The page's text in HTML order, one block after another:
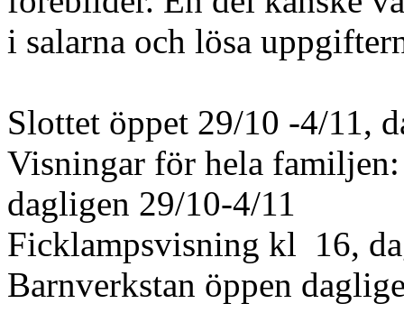
i salarna och lösa
Slottet öppet 29/10 -4/11,
Visningar för hela
dagligen 29/10-4/11
Ficklampsvisning kl 16,
Barnverkstan öppen